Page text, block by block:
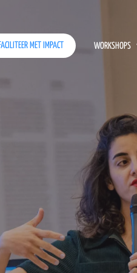
FACILITEER MET IMPACT WORKSHOPS